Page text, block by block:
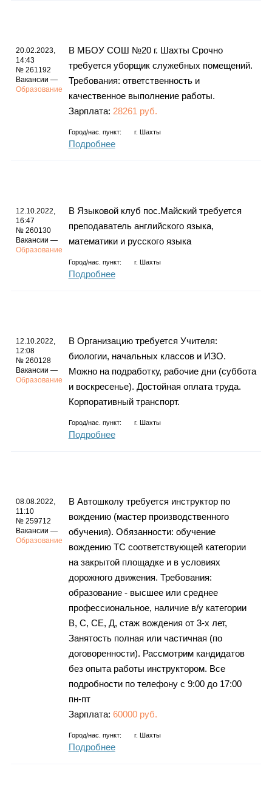
20.02.2023,
14:43
№ 261192
Вакансии —
Образование
В МБОУ СОШ №20 г. Шахты Срочно
требуется уборщик служебных помещений.
Требования: ответственность и
качественное выполнение работы.
Зарплата: 28261 руб.
Город/нас. пункт: г. Шахты
Подробнее
12.10.2022,
16:47
№ 260130
Вакансии —
Образование
В Языковой клуб пос.Майский требуется
преподаватель английского языка,
математики и русского языка
Город/нас. пункт: г. Шахты
Подробнее
12.10.2022,
12:08
№ 260128
Вакансии —
Образование
В Организацию требуется Учителя:
биологии, начальных классов и ИЗО.
Можно на подработку, рабочие дни (суббота
и воскресенье). Достойная оплата труда.
Корпоративный транспорт.
Город/нас. пункт: г. Шахты
Подробнее
08.08.2022,
11:10
№ 259712
Вакансии —
Образование
В Автошколу требуется инструктор по
вождению (мастер производственного
обучения). Обязанности: обучение
вождению ТС соответствующей категории
на закрытой площадке и в условиях
дорожного движения. Требования:
образование - высшее или среднее
профессиональное, наличие в/у категории
В, С, СЕ, Д, стаж вождения от 3-х лет,
Занятость полная или частичная (по
договоренности). Рассмотрим кандидатов
без опыта работы инструктором. Все
подробности по телефону c 9:00 до 17:00
пн-пт
Зарплата: 60000 руб.
Город/нас. пункт: г. Шахты
Подробнее